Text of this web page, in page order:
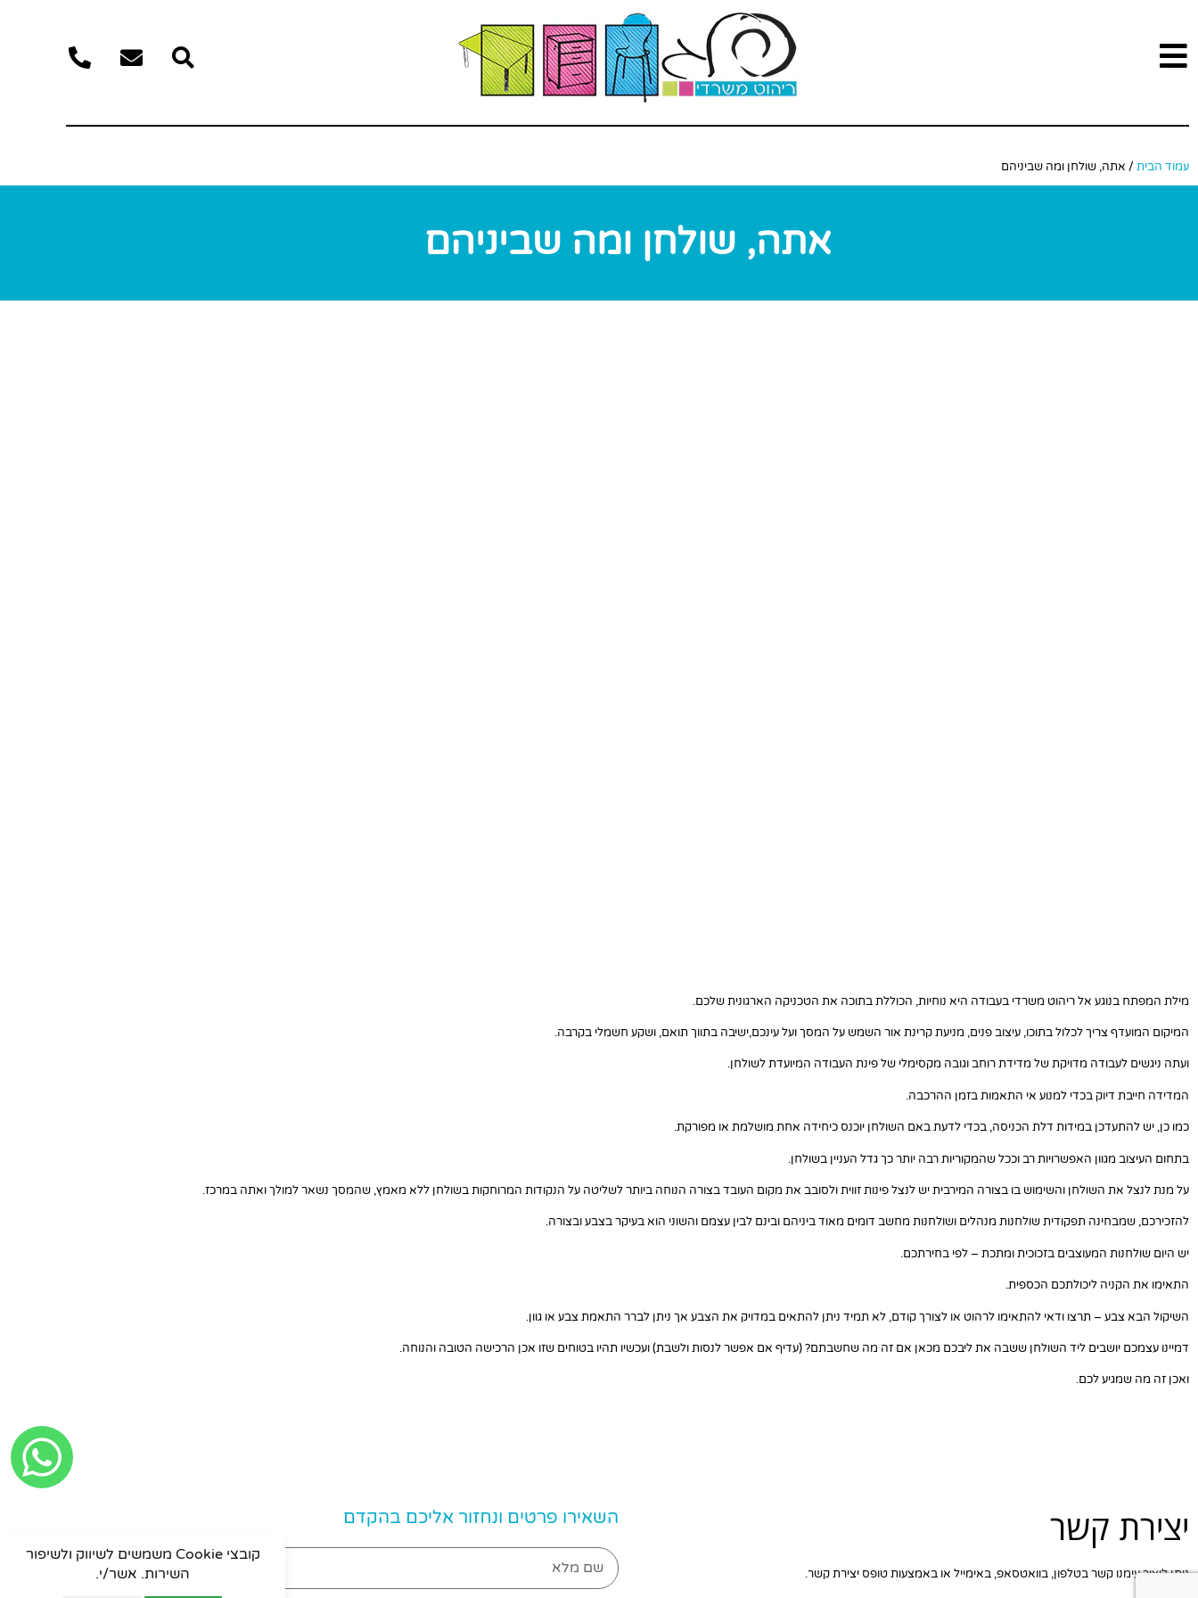
עמוד הבית / אתה, שולחן ומה שביניהם
אתה, שולחן ומה שביניהם
מילת המפתח בנוגע אל ריהוט משרדי בעבודה היא נוחיות, הכוללת בתוכה את הטכניקה הארגונית שלכם.
המיקום המועדף צריך לכלול בתוכו, עיצוב פנים, מניעת קרינת אור השמש על המסך ועל עינכם,ישיבה בתווך תואם, ושקע חשמלי בקרבה.
ועתה ניגשים לעבודה מדויקת של מדידת רוחב וגובה מקסימלי של פינת העבודה המיועדת לשולחן.
המדידה חייבת דיוק בכדי למנוע אי התאמות בזמן ההרכבה.
כמו כן, יש להתעדכן במידות דלת הכניסה, בכדי לדעת באם השולחן יוכנס כיחידה אחת מושלמת או מפורקת.
בתחום העיצוב מגוון האפשרויות רב וככל שהמקוריות רבה יותר כך גדל העניין בשולחן.
על מנת לנצל את השולחן והשימוש בו בצורה המירבית יש לנצל פינות זווית ולסובב את מקום העובד בצורה הנוחה ביותר לשליטה על הנקודות המרוחקות בשולחן ללא מאמץ, שהמסך נשאר למולך ואתה במרכז.
להזכירכם, שמבחינה תפקודית שולחנות מנהלים ושולחנות מחשב דומים מאוד ביניהם ובינם לבין עצמם והשוני הוא בעיקר בצבע ובצורה.
יש היום שולחנות המעוצבים בזכוכית ומתכת – לפי בחירתכם.
התאימו את הקניה ליכולתכם הכספית.
השיקול הבא צבע – תרצו ודאי להתאימו לרהוט או לצורך קודם, לא תמיד ניתן להתאים במדויק את הצבע אך ניתן לברר התאמת צבע או גוון.
דמיינו עצמכם יושבים ליד השולחן ששבה את ליבכם מכאן אם זה מה שחשבתם? (עדיף אם אפשר לנסות ולשבת) ועכשיו תהיו בטוחים שזו אכן הרכישה הטובה והנוחה.
ואכן זה מה שמגיע לכם.
יצירת קשר
ניתן ליצור עימנו קשר בטלפון, בוואטסאפ, באימייל או באמצעות טופס יצירת קשר.
השאירו פרטים ונחזור אליכם בהקדם
קובצי Cookie משמשים לשיווק ולשיפור
השירות. אשר/י.